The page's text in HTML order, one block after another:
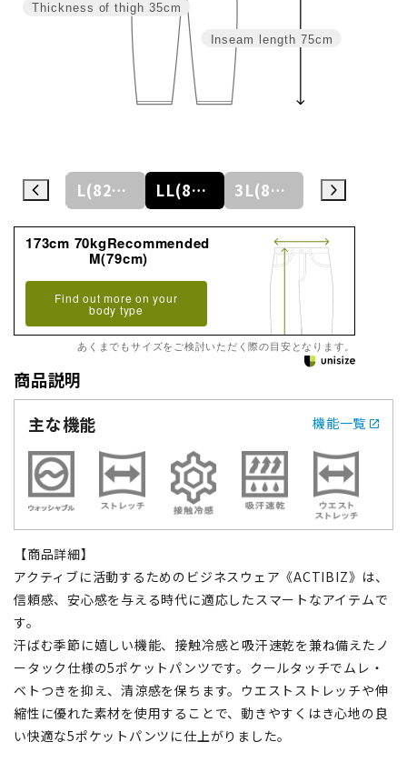
Inseam length 75cm
Thickness of thigh 35cm
M(79cm) L(82cm) LL(85cm) 3L(88cm)
173cm 70kgRecommended
M(79cm)
Find out more on your
body type
あくまでもサイズをご検討いただく際の目安となります。
商品説明
主な機能
機能一覧
【商品詳細】
アクティブに活動するためのビジネスウェア《ACTIBIZ》は、
信頼感、安心感を与える時代に適応したスマートなアイテムで
す。
汗ばむ季節に嬉しい機能、接触冷感と吸汗速乾を兼ね備えたノ
ータック仕様の5ポケットパンツです。クールタッチでムレ・
ベトつきを抑え、清涼感を保ちます。ウエストストレッチや伸
縮性に優れた素材を使用することで、動きやすくはき心地の良
い快適な5ポケットパンツに仕上がりました。